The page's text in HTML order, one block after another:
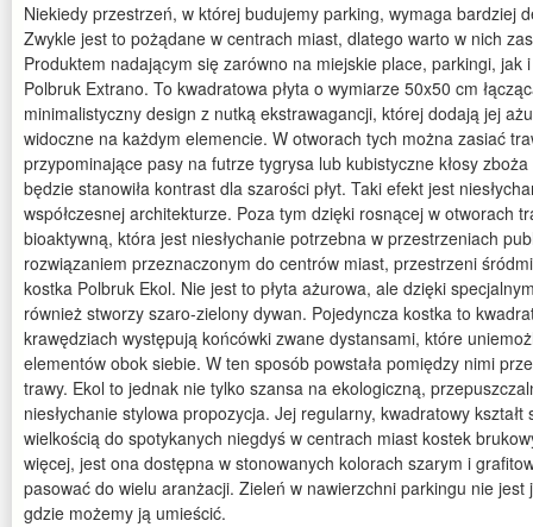
Niekiedy przestrzeń, w której budujemy parking, wymaga bardziej
Zwykle jest to pożądane w centrach miast, dlatego warto w nich
Produktem nadającym się zarówno na miejskie place, parkingi,
Polbruk Extrano. To kwadratowa płyta o wymiarze 50x50 cm
minimalistyczny design z nutką ekstrawagancji, której dodają jej
widoczne na każdym elemencie. W otworach tych można zasiać
przypominające pasy na futrze tygrysa lub kubistyczne kłosy
będzie stanowiła kontrast dla szarości płyt. Taki efekt jest
współczesnej architekturze. Poza tym dzięki rosnącej w otworach
bioaktywną, która jest niesłychanie potrzebna w przestrzeniach
rozwiązaniem przeznaczonym do centrów miast, przestrzeni
kostka Polbruk Ekol. Nie jest to płyta ażurowa, ale dzięki
również stworzy szaro-zielony dywan. Pojedyncza kostka to
krawędziach występują końcówki zwane dystansami, które
elementów obok siebie. W ten sposób powstała pomiędzy nimi
trawy. Ekol to jednak nie tylko szansa na ekologiczną,
niesłychanie stylowa propozycja. Jej regularny, kwadratowy
wielkością do spotykanych niegdyś w centrach miast kostek
więcej, jest ona dostępna w stonowanych kolorach szarym i
pasować do wielu aranżacji. Zieleń w nawierzchni parkingu nie
gdzie możemy ją umieścić.